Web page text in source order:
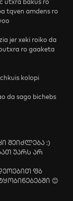
tqven amdens ro
jer xeki roiko da
ro gaaketa
kolopi
da sago bichebs
შეიძლება :)
უარს არ
ფბ
😊